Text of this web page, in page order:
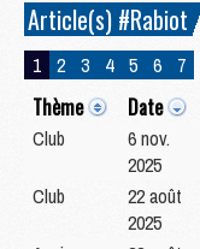
Article(s) #Rabiot
1 2 3 4 5 6 7
Thème Date
Club
6 nov.
2025
Club
22 août
2025